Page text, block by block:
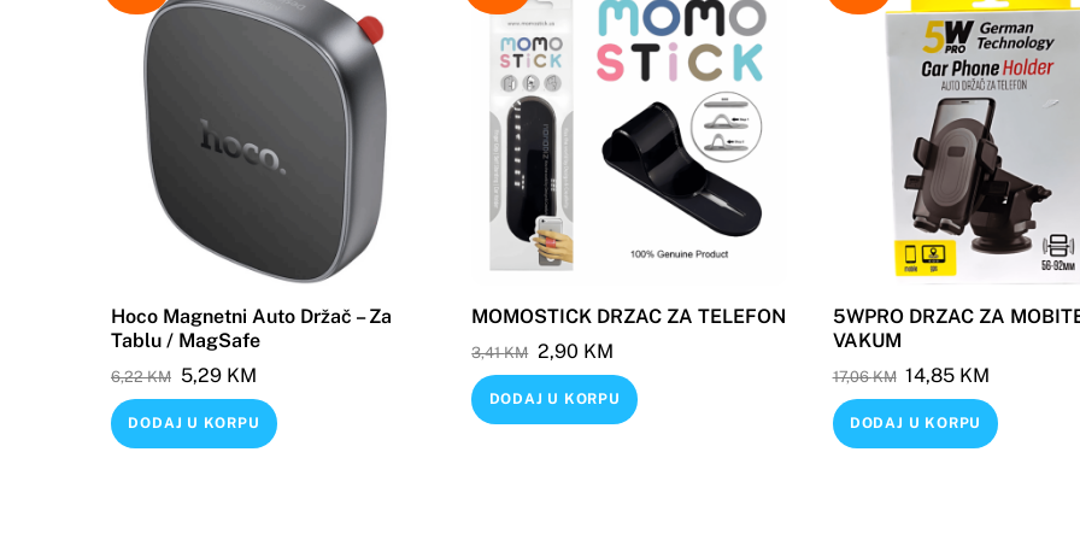
Hoco Magnetni Auto Držač – Za
Tablu / MagSafe
6,22KM Original
price
was:
5,29 KMCurrent
price
is:
DODAJ U KORPU
MOMOSTICK DRZAC ZA TELEFON
3,41KM Original
price
was:
2,90 KM
price
is:
DODAJ U KORPU
5WPRO DRZAC ZA
VAKUM
17,06KM Original
price
was:
14,85 KM
price
is:
DODAJ U KORPU